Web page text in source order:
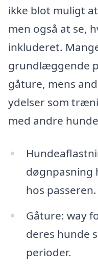
ikke blot muligt
men også at se,
inkluderet.
grundlæggende
gåture, mens
ydelser som
med andre
døgnpasning
hos passeren.
Gåture: way
deres hunde
perioder.